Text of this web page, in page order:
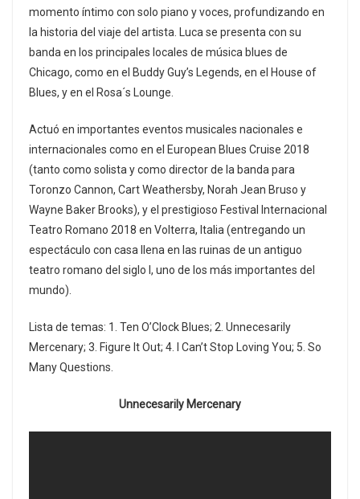
momento íntimo con solo piano y voces, profundizando en
la historia del viaje del artista. Luca se presenta con su
banda en los principales locales de música blues de
Chicago, como en el Buddy Guy’s Legends, en el House of
Blues, y en el Rosa´s Lounge.
Actuó en importantes eventos musicales nacionales e
internacionales como en el European Blues Cruise 2018
(tanto como solista y como director de la banda para
Toronzo Cannon, Cart Weathersby, Norah Jean Bruso y
Wayne Baker Brooks), y el prestigioso Festival Internacional
Teatro Romano 2018 en Volterra, Italia (entregando un
espectáculo con casa llena en las ruinas de un antiguo
teatro romano del siglo I, uno de los más importantes del
mundo).
Lista de temas: 1. Ten O’Clock Blues; 2. Unnecesarily
Mercenary; 3. Figure It Out; 4. I Can’t Stop Loving You; 5. So
Many Questions.
Unnecesarily Mercenary